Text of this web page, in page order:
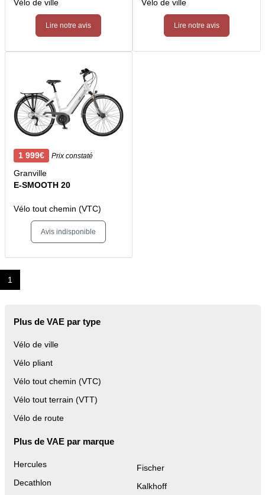
Vélo de ville
Lire notre avis
Vélo de ville
Lire notre avis
1 999€ Prix constaté
Granville
E-SMOOTH 20
Vélo tout chemin (VTC)
Avis indisponible
1
Plus de VAE par type
Vélo de ville
Vélo pliant
Vélo tout chemin (VTC)
Vélo tout terrain (VTT)
Vélo de route
Plus de VAE par marque
Hercules
Decathlon
Fischer
Kalkhoff